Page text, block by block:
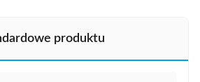
produktu